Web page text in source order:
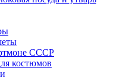
СССР
костюмов